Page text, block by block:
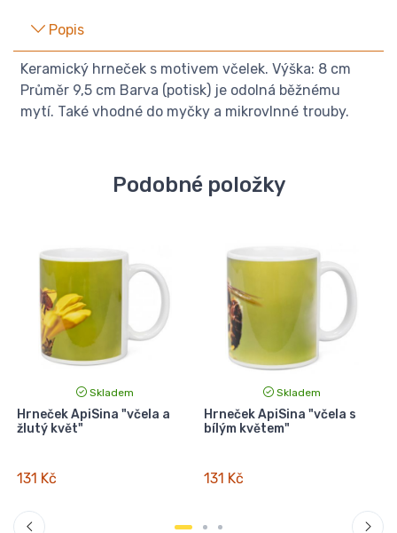
Popis
Keramický hrneček s motivem včelek. Výška: 8 cm
Průměr 9,5 cm Barva (potisk) je odolná běžnému
mytí. Také vhodné do myčky a mikrovlnné trouby.
Podobné položky
Skladem
Hrneček ApiSina "včela a
žlutý květ"
131 Kč
Skladem
Hrneček ApiSina "včela s
bílým květem"
131 Kč